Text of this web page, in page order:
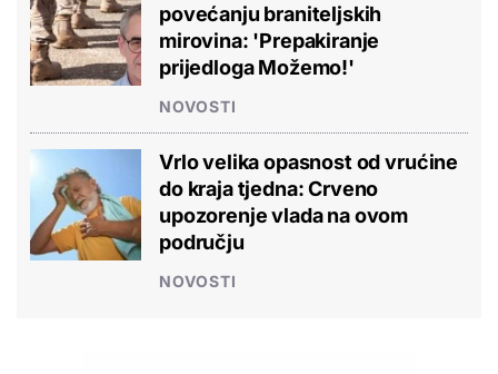
povećanju braniteljskih
mirovina: 'Prepakiranje
prijedloga Možemo!'
NOVOSTI
Vrlo velika opasnost od vrućine
do kraja tjedna: Crveno
upozorenje vlada na ovom
području
NOVOSTI